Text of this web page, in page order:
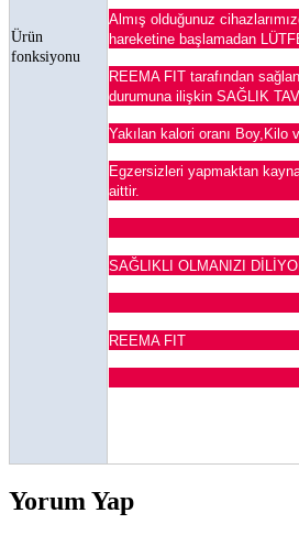
Ürün
fonksiyonu
Almış olduğunuz
hareketine başlamadan
REEMA FIT tarafından
durumuna ilişkin SAĞLIK
Yakılan kalori oranı
Egzersizleri yapmaktan
aittir.
SAĞLIKLI OLMANIZI
REEMA FIT
Yorum Yap